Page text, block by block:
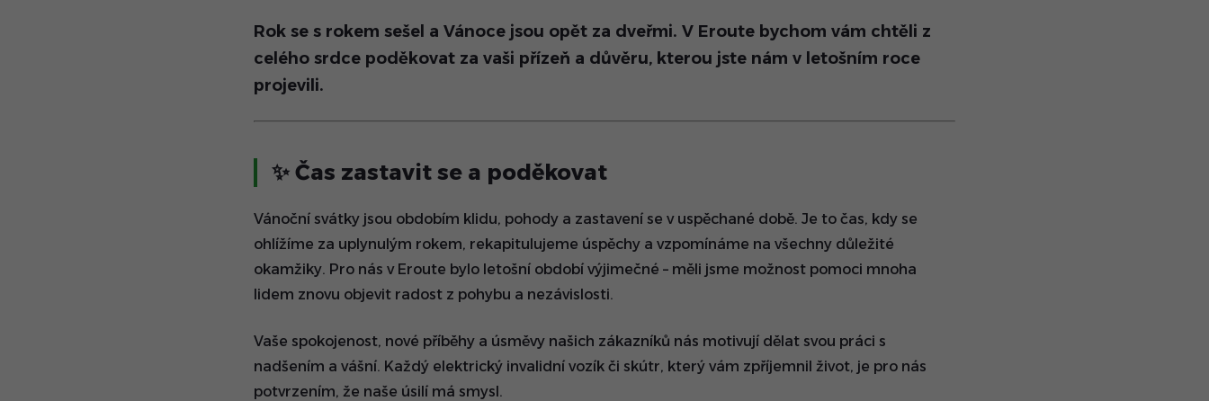
Rok se s rokem sešel a Vánoce jsou opět za dveřmi. V Eroute bychom vám chtěli z
celého srdce poděkovat za vaši přízeň a důvěru, kterou jste nám v letošním roce
projevili.
✨ Čas zastavit se a poděkovat
Vánoční svátky jsou obdobím klidu, pohody a zastavení se v uspěchané době. Je to čas, kdy se
ohlížíme za uplynulým rokem, rekapitulujeme úspěchy a vzpomínáme na všechny důležité
okamžiky. Pro nás v Eroute bylo letošní období výjimečné – měli jsme možnost pomoci mnoha
lidem znovu objevit radost z pohybu a nezávislosti.
Vaše spokojenost, nové příběhy a úsměvy našich zákazníků nás motivují dělat svou práci s
nadšením a vášní. Každý elektrický invalidní vozík či skútr, který vám zpříjemnil život, je pro nás
potvrzením, že naše úsilí má smysl.